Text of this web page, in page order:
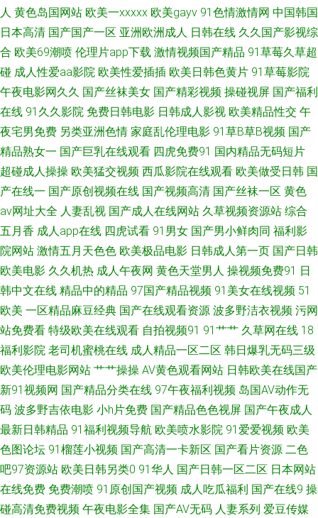
麻豆性爱视频 欧美综合另类 日韩色色影院 午夜销魂福利 91黄在线看 久草欧
美 欧美足交视频 av性福联盟 久草热大香蕉 欧美丝袜婷婷 日韩精品ー区二区
91cn免费版 白丝足交 东京热成人网站 激情文学亚洲 欧美性交 日韩欧美A片
草 超碰操久 精品久久欧洲 欧美日韩另类亚洲 日本三级毛片 四虎性爱欧美
91超碰丁香 av导航网址网站 导航影视AV 韩国午夜福利剧场 激情在线QVD 香
蕉在线观看视频 91网红在线视频 肏屄网页 国产操海角社区 狠狠的撸最新版
女同网站 日本无码影院 五月天婷婷专区7 亚洲综合小说网 97色骚 成人日韩
色图 久久丁香激情综合 欧美性爱网址 四虎日韩色图 在线肏屄视频观看 97超
碰青娱乐 草莓视频宝儿 欧美性爱另类3 91官网网页版 AV日韩网址 岛国黄色
在线 黄色亚洲日夜在线 欧美性爱二区 伪娘黑丝自慰 91豆花吃瓜 av福利影院
成人伊人电影 精品色色 欧美韩日性爱炮图 三色色欧美 成人写真福利网 91色
人人熟女 久久国产网站 欧洲自拍123区 深夜影院深a 在线视频国产91 97午
夜福利影院 超碰在线人人91 国产三级在线观看 欧美福利精品导航 深夜福利
人 黄色岛国网站 欧美一xxxxx 欧美gayv 91色情激情网 中国韩国
日本高清 国产国产一区 亚洲欧洲成人 日韩在线 久久国产影视综
合 欧美69潮喷 伦理片app下载 激情视频国产精品 91草莓久草超
碰 成人性爱aa影院 欧美性爱插插 欧美日韩色黄片 91草莓影院
午夜电影网久久 国产丝袜美女 国产精彩视频 操碰视屏 国产福利
在线 91久久影院 免费日韩电影 日韩成人影视 欧美精品性交 午
夜宅男免费 另类亚洲色情 家庭乱伦理电影 91草B草B视频 国产
精品熟女一 国产巨乳在线观看 四虎免费91 国内精品无码短片
超碰成人操操 欧美猛交视频 西瓜影院在线观看 欧美做受日韩 国
产在线一 国产原创视频在线 国产视频高清 国产丝袜一区 黄色
av网址大全 人妻乱视 国产成人在线网站 久草视频资源站 综合
五月香 成人app在线 四虎试看 91男女 国产男小鲜肉同 福利影
院网站 激情五月天色色 欧美极品电影 日韩成人第一页 国产日韩
欧美电影 久久机热 成人午夜网 黄色天堂男人 操视频免费91 日
韩中文在线 精品中的精品 97国产精品视频 91美女在线视频 51
欧美 一区精品麻豆经典 国产在线观看资源 波多野洁衣视频 污网
站免费看 特级欧美在线观看 自拍视频91 91艹艹 久草网在线 18
福利影院 老司机蜜桃在线 成人精品一区二区 韩日爆乳无码三级
欧美伦理电影网站 艹艹操操 AV黄色观看网站 日韩欧美在线国产
新91视频网 国产精品分类在线 97午夜福利视频 岛国AV动作无
码 波多野吉依电影 小h片免费 国产精品色色视屏 国产午夜成人
最新日韩精品 91福利视频导航 欧美喷水影院 91爱爱视频 欧美
色图论坛 91榴莲小视频 国产高清一卡新区 国产看片资源 二色
吧97资源站 欧美日韩另类0 91华人 国产日韩一区二区 日本网站
在线免费 免费潮喷 91原创国产视频 成人吃瓜福利 国产在线9 操
碰高清免费视频 午夜电影全集 国产AV无码 人妻系列 爱豆传媒